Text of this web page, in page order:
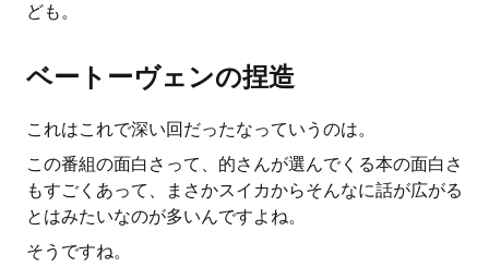
ども。
ベートーヴェンの捏造
これはこれで深い回だったなっていうのは。
この番組の面白さって、的さんが選んでくる本の面白さ
もすごくあって、まさかスイカからそんなに話が広がる
とはみたいなのが多いんですよね。
そうですね。